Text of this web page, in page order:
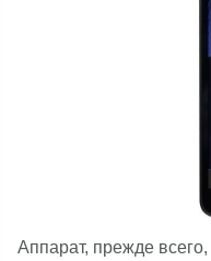
Аппарат, прежде